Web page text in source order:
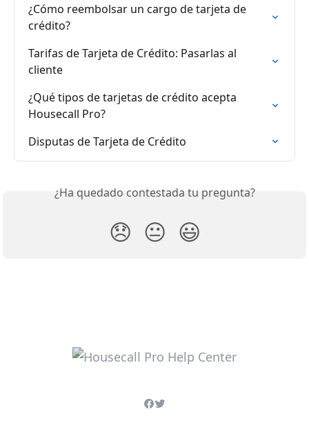
¿Cómo reembolsar un cargo de tarjeta de
crédito?
Tarifas de Tarjeta de Crédito: Pasarlas al
cliente
¿Qué tipos de tarjetas de crédito acepta
Housecall Pro?
Disputas de Tarjeta de Crédito
¿Ha quedado contestada tu pregunta?
😞 😐 😃